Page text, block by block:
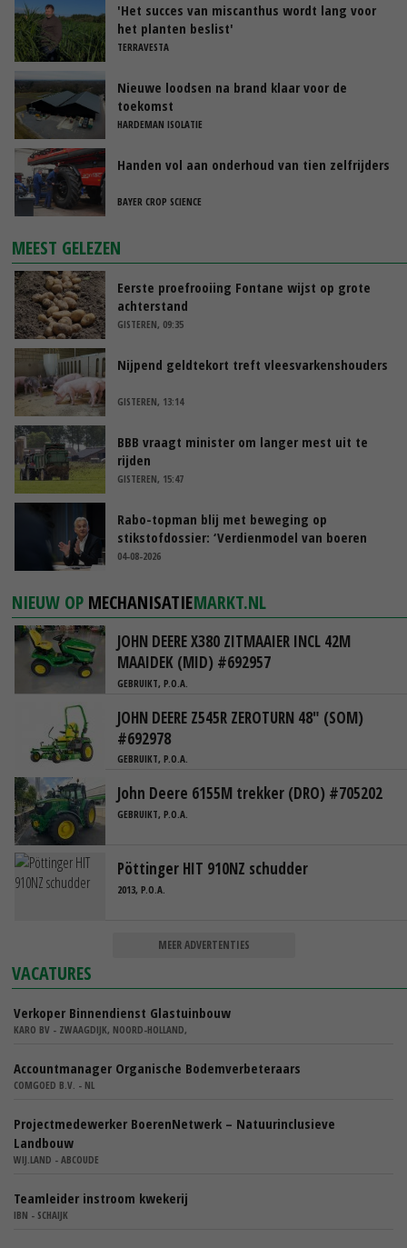
'Het succes van miscanthus wordt lang voor
het planten beslist'
TERRAVESTA
Nieuwe loodsen na brand klaar voor de
toekomst
HARDEMAN ISOLATIE
Handen vol aan onderhoud van tien zelfrijders
BAYER CROP SCIENCE
MEEST GELEZEN
Eerste proefrooiing Fontane wijst op grote
achterstand
GISTEREN, 09:35
Nijpend geldtekort treft vleesvarkenshouders
GISTEREN, 13:14
BBB vraagt minister om langer mest uit te
rijden
GISTEREN, 15:47
Rabo-topman blij met beweging op
stikstofdossier: ‘Verdienmodel van boeren
blijft cruciaal’
04-08-2026
NIEUW OP MECHANISATIEMARKT.NL
JOHN DEERE X380 ZITMAAIER INCL 42M
MAAIDEK (MID) #692957
GEBRUIKT, P.O.A.
JOHN DEERE Z545R ZEROTURN 48" (SOM)
#692978
GEBRUIKT, P.O.A.
John Deere 6155M trekker (DRO) #705202
GEBRUIKT, P.O.A.
Pöttinger HIT 910NZ schudder
2013, P.O.A.
MEER ADVERTENTIES
VACATURES
Verkoper Binnendienst Glastuinbouw
KARO BV - ZWAAGDIJK, NOORD-HOLLAND,
Accountmanager Organische Bodemverbeteraars
COMGOED B.V. - NL
Projectmedewerker BoerenNetwerk – Natuurinclusieve
Landbouw
WIJ.LAND - ABCOUDE
Teamleider instroom kwekerij
IBN - SCHAIJK